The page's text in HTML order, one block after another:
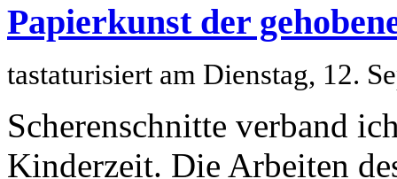
Papierkunst der
tastaturisiert am Dienstag, 12.
Scherenschnitte verband
Kinderzeit. Die Arbeiten